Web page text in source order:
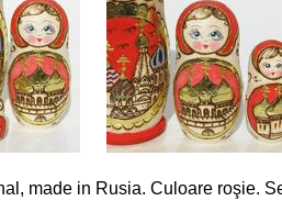
made in Rusia. Culoare roşie.